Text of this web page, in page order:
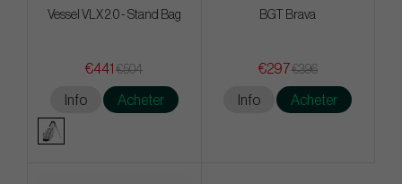
Vessel VLX 2.0 - Stand Bag
€441 €504
Info Acheter
BGT Brava
€297€396
Info Acheter